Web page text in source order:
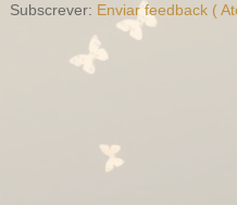
Subscrever: Enviar feedback (